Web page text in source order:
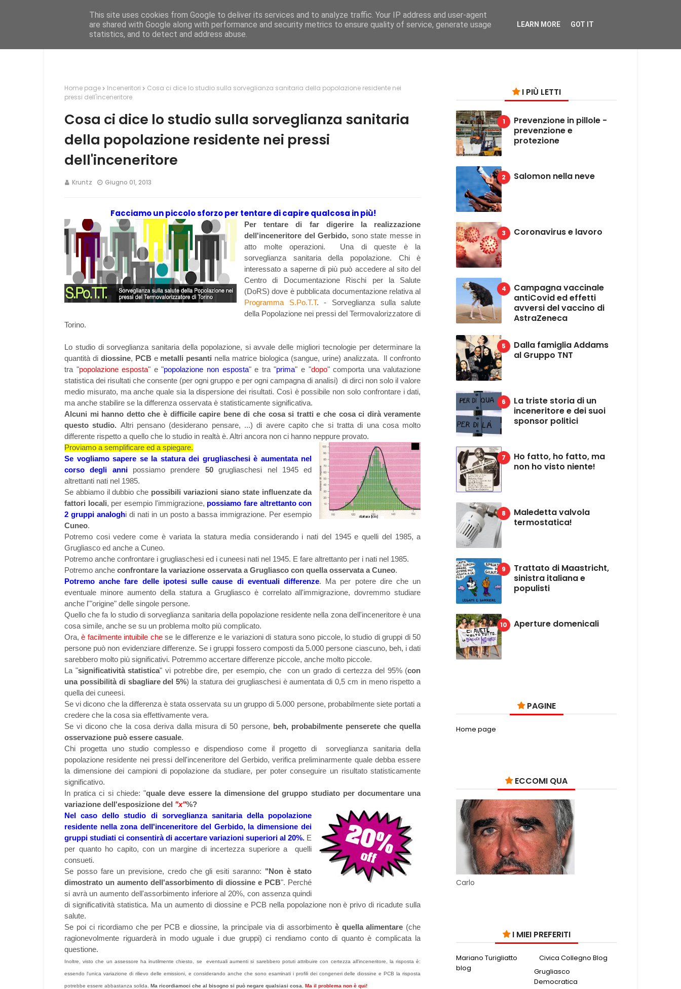
Home Caratteristiche Mega Menu Documentation
Home page Inceneritori
Cosa ci dice lo studio sulla sorveglianza sanitaria della popolazione residente nei
pressi dell'inceneritore
Cosa ci dice lo studio sulla sorveglianza sanitaria
della popolazione residente nei pressi
dell'inceneritore
Kruntz Giugno 01, 2013
Facciamo un piccolo sforzo per tentare di capire qualcosa in più!
Per tentare di far digerire la realizzazione
dell'inceneritore del Gerbido, sono state messe in
atto molte operazioni. Una di queste è la
sorveglianza sanitaria della popolazione. Chi è
interessato a saperne di più può accedere al sito del
Centro di Documentazione Rischi per la Salute
(DoRS) dove è pubblicata documentazione relativa al
Programma S.Po.T.T. - Sorveglianza sulla salute
della Popolazione nei pressi del Termovalorizzatore di
Torino.
Lo studio di sorveglianza sanitaria della popolazione, si avvale delle migliori tecnologie per determinare la
quantità di diossine, PCB e metalli pesanti nella matrice biologica (sangue, urine) analizzata. Il confronto
tra "popolazione esposta" e "popolazione non esposta" e tra "prima" e "dopo" comporta una valutazione
statistica dei risultati che consente (per ogni gruppo e per ogni campagna di analisi) di dirci non solo il valore
medio misurato, ma anche quale sia la dispersione dei risultati. Così è possibile non solo confrontare i dati,
ma anche stabilire se la differenza osservata è statisticamente significativa.
Alcuni mi hanno detto che è difficile capire bene di che cosa si tratti e che cosa ci dirà veramente
questo studio. Altri pensano (desiderano pensare, ...) di avere capito che si tratta di una cosa molto
differente rispetto a quello che lo studio in realtà è. Altri ancora non ci hanno neppure provato.
Proviamo a semplificare ed a spiegare.
Se vogliamo sapere se la statura dei grugliaschesi è aumentata nel
corso degli annipossiamo prendere 50grugliaschesi nel 1945 ed
altrettanti nati nel 1985.
Se abbiamo il dubbio che possibili variazioni siano state influenzate da
fattori locali, per esempio l'immigrazione, possiamo fare altrettanto con
2 gruppi analoghi di nati in un posto a bassa immigrazione. Per esempio
Cuneo.
Potremo cosi vedere come è variata la statura media considerando i nati del 1945 e quelli del 1985, a
Grugliasco ed anche a Cuneo.
Potremo anche confrontare i grugliaschesi ed i cuneesi nati nel 1945. E fare altrettanto per i nati nel 1985.
Potremo anche confrontare la variazione osservata a Grugliasco con quella osservata a Cuneo.
Potremo anche fare delle ipotesi sulle cause di eventuali differenze. Ma per potere dire che un
eventuale minore aumento della statura a Grugliasco è correlato all'immigrazione, dovremmo studiare
anche l'"origine" delle singole persone.
Quello che fa lo studio disorveglianza sanitaria della popolazione residente nella zona dell'inceneritore è una
cosa simile, anche se su un problema molto più complicato.
Ora,è facilmente intuibile chese le differenze e le variazioni di statura sono piccole, lo studio di gruppi di 50
persone può non evidenziare differenze. Se i gruppi fossero composti da 5.000 persone ciascuno, beh, i dati
sarebbero molto più significativi. Potremmo accertare differenze piccole, anche molto piccole.
La "significatività statistica" vi potrebbe dire, per esempio, che con un grado di certezza del 95% (con
una possibilità di sbagliare del 5%) la statura dei grugliaschesi è aumentata di 0,5 cm in meno rispetto a
quella dei cuneesi.
Se vi dicono che la differenza è stata osservata su un gruppo di 5.000 persone, probabilmente siete portati a
credere che la cosa sia effettivamente vera.
Se vi dicono che la cosa deriva dalla misura di 50 persone, beh, probabilmente penserete che quella
osservazione può essere casuale.
Chi progetta uno studio complesso e dispendioso come il progetto disorveglianza sanitaria della
popolazione residente nei pressi dell'inceneritore del Gerbido, verifica preliminarmente quale debba essere
la dimensione dei campioni di popolazione da studiare, per poter conseguire un risultato statisticamente
significativo.
In pratica ci si chiede: "quale deve essere la dimensione del gruppo studiato per documentare una
variazione dell'esposizione del "x"%?
Nel caso dello studio di sorveglianza sanitaria della popolazione
residente nella zona dell'inceneritore del Gerbido, la dimensione dei
gruppi studiati ci consentirà di accertare variazioni superiori al 20%. E
per quanto ho capito, con un margine di incertezza superiore a quelli
consueti.
Se posso fare un previsione, credo che gli esiti saranno: "Non è stato
dimostrato un aumento dell'assorbimento di diossine e PCB". Perché
si avrà un aumento dell'assorbimento inferiore al 20%, con assenza quindi
di significatività statistica. Ma un aumento di diossine e PCB nella popolazione non è privo di ricadute sulla
salute.
Se poi ci ricordiamo che per PCB e diossine, la principale via di assorbimento è quella alimentare (che
ragionevolmente riguarderà in modo uguale i due gruppi) ci rendiamo conto di quanto è complicata la
questione.
Inoltre, visto che un assessore ha inutilmente chiesto, se eventuali aumenti si sarebbero potuti attribuire con certezza all'inceneritore, la risposta è:
essendo l'unica variazione di rilievo delle emissioni, e considerando anche che sono esaminati i profili dei congeneri delle diossine e PCB la risposta
potrebbe essere abbastanza solida. Ma ricordiamoci che al bisogno si può negare qualsiasi cosa. Ma il problema non è qui!
I PIÙ LETTI
Prevenzione in pillole -
prevenzione e
protezione
Salomon nella neve
Coronavirus e lavoro
Campagna vaccinale
antiCovid ed effetti
avversi del vaccino di
AstraZeneca
Dalla famiglia Addams
al Gruppo TNT
La triste storia di un
inceneritore e dei suoi
sponsor politici
Ho fatto, ho fatto, ma
non ho visto niente!
Maledetta valvola
termostatica!
Trattato di Maastricht,
sinistra italiana e
populisti
Aperture domenicali
PAGINE
Home page
ECCOMI QUA
Carlo
I MIEI PREFERITI
Mariano Turigliatto
blog
Civica Collegno Blog
Grugliasco
Democratica
This site uses cookies from Google to deliver its services and to analyze traffic. Your IP address and user-agent
are shared with Google along with performance and security metrics to ensure quality of service, generate usage
statistics, and to detect and address abuse.
LEARN MORE GOT IT